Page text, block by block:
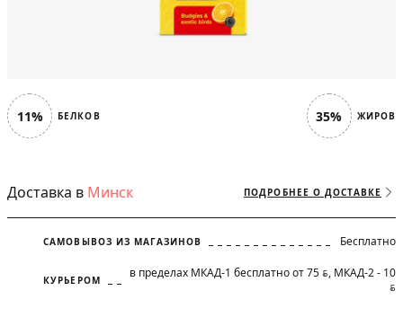
11% БЕЛКОВ 35% ЖИРОВ
Доставка в Минск ПОДРОБНЕЕ О ДОСТАВКЕ
САМОВЫВОЗ ИЗ МАГАЗИНОВ Бесплатно
КУРЬЕРОМ в пределах МКАД-1 бесплатно от 75 BYN, МКАД-2 - 10
BYN